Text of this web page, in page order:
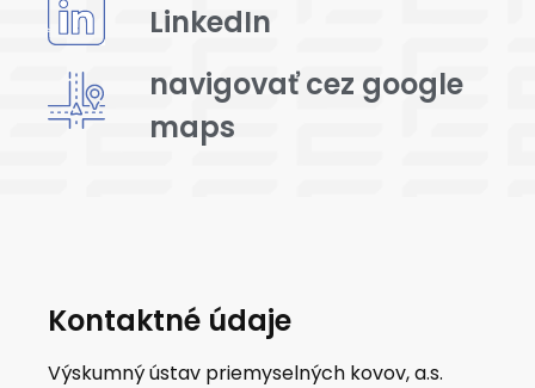
Kontaktné údaje
Výskumný ústav priemyselných kovov, a.s.
LinkedIn
navigovať cez google
maps